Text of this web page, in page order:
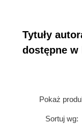
Tytuły
dostępne w
Pokaż
Sortuj wg: